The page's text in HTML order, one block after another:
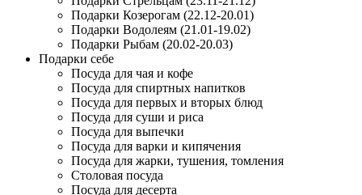
Подарки Козерогам (22.12-20.01)
Подарки Водолеям (21.01-19.02)
Подарки Рыбам (20.02-20.03)
Подарки себе
Посуда для чая и кофе
Посуда для спиртных напитков
Посуда для первых и вторых блюд
Посуда для суши и риса
Посуда для выпечки
Посуда для варки и кипячения
Посуда для жарки, тушения, томления
Столовая посуда
Посуда для десерта